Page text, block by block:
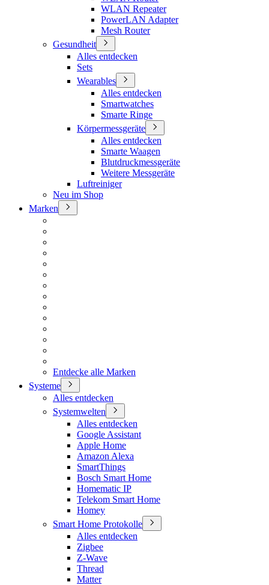
WLAN Repeater
PowerLAN Adapter
Mesh Router
Gesundheit
Alles entdecken
Sets
Wearables
Alles entdecken
Smartwatches
Smarte Ringe
Körpermessgeräte
Alles entdecken
Smarte Waagen
Blutdruckmessgeräte
Weitere Messgeräte
Luftreiniger
Neu im Shop
Marken
Entdecke alle Marken
Systeme
Alles entdecken
Systemwelten
Alles entdecken
Google Assistant
Apple Home
Amazon Alexa
SmartThings
Bosch Smart Home
Homematic IP
Telekom Smart Home
Homey
Smart Home Protokolle
Alles entdecken
Zigbee
Z-Wave
Thread
Matter